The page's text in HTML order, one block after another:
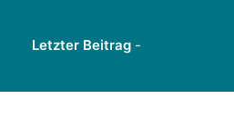
Letzter Beitrag-